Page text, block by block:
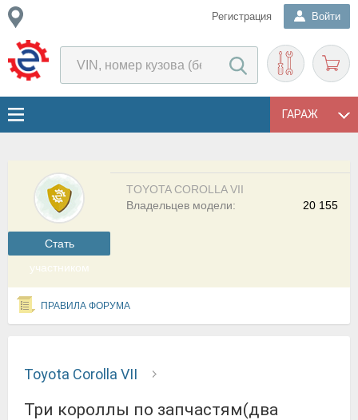
Регистрация Войти
ГАРАЖ
Cтать
участником
TOYOTA COROLLA VII
20 155
Владельцев модели:
ПРАВИЛА ФОРУМА
Toyota Corolla VII
Три короллы по запчастям(два